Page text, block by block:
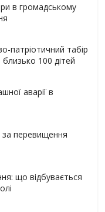
в громадському
патріотичний табір
100 дітей
аварії в
перевищення
що відбувається